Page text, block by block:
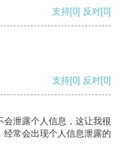
支持[0] 反对[0]
支持[0] 反对[0]
泄露个人信息，这让我很
常会出现个人信息泄露的